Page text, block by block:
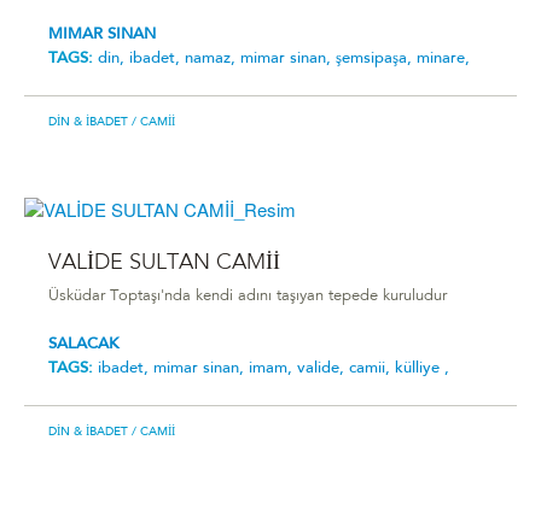
MIMAR SINAN
TAGS: din, ibadet, namaz, mimar sinan, şemsipaşa, minare,
DIN & İBADET / CAMII
VALİDE SULTAN CAMİİ
Üsküdar Toptaşı'nda kendi adını taşıyan tepede kuruludur
SALACAK
TAGS: ibadet, mimar sinan, imam, valide, camii, külliye ,
DIN & İBADET / CAMII